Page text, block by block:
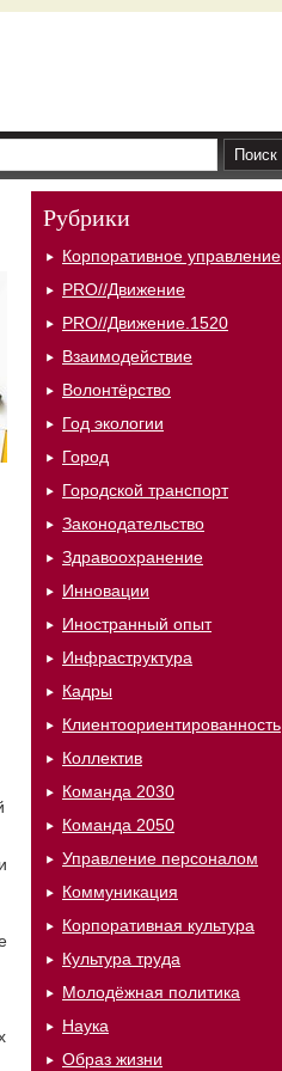
Рубрики
Корпоративное управление
PRO//Движение
PRO//Движение.1520
Взаимодействие
Волонтёрство
Год экологии
Город
Городской транспорт
Законодательство
Здравоохранение
Инновации
Иностранный опыт
Инфраструктура
Кадры
Клиентоориентированность
Коллектив
Команда 2030
Команда 2050
Управление персоналом
Коммуникация
Корпоративная культура
Культура труда
Молодёжная политика
Наука
Образ жизни